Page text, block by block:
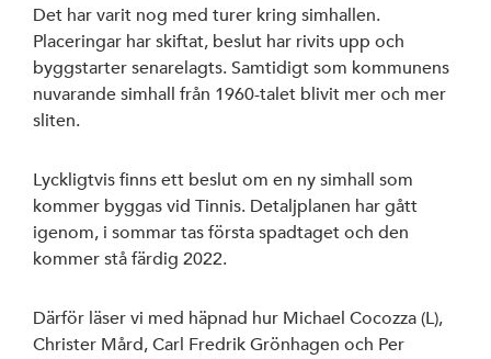
SSU Linköping
Linköpings
Riksdagen
Det har varit nog med turer kring simhallen.
Placeringar har skiftat, beslut har rivits upp och
byggstarter senarelagts. Samtidigt som kommunens
nuvarande simhall från 1960-talet blivit mer och mer
sliten.
Lyckligtvis finns ett beslut om en ny simhall som
kommer byggas vid Tinnis. Detaljplanen har gått
igenom, i sommar tas första spadtaget och den
kommer stå färdig 2022.
Därför läser vi med häpnad hur Michael Cocozza (L),
Christer Mård, Carl Fredrik Grönhagen och Per